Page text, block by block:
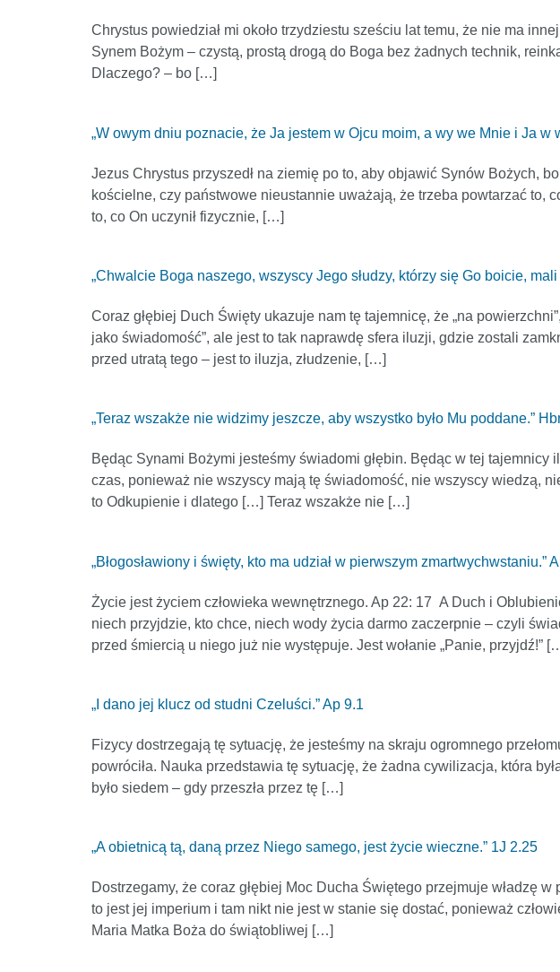
Chrystus powiedział mi około trzydziestu sześciu lat temu, że nie ma
Synem Bożym – czystą, prostą drogą do Boga bez żadnych technik,
Dlaczego? – bo […]
„W owym dniu poznacie, że Ja jestem w Ojcu moim, a wy we Mnie i Ja w
Jezus Chrystus przyszedł na ziemię po to, aby objawić Synów Bożych,
kościelne, czy państwowe nieustannie uważają, że trzeba powtarzać to,
to, co On uczynił fizycznie, […]
„Chwalcie Boga naszego, wszyscy Jego słudzy, którzy się Go boicie,
Coraz głębiej Duch Święty ukazuje nam tę tajemnicę, że „na
jako świadomość”, ale jest to tak naprawdę sfera iluzji, gdzie zostali
przed utratą tego – jest to iluzja, złudzenie, […]
„Teraz wszakże nie widzimy jeszcze, aby wszystko było Mu poddane.”
Będąc Synami Bożymi jesteśmy świadomi głębin. Będąc w tej
czas, ponieważ nie wszyscy mają tę świadomość, nie wszyscy wiedzą,
to Odkupienie i dlatego […] Teraz wszakże nie […]
„Błogosławiony i święty, kto ma udział w pierwszym zmartwychwstaniu.”
Życie jest życiem człowieka wewnętrznego. Ap 22: 17 A Duch i
niech przyjdzie, kto chce, niech wody życia darmo zaczerpnie – czyli
przed śmiercią u niego już nie występuje. Jest wołanie „Panie, przyjdź!”
„I dano jej klucz od studni Czeluści.” Ap 9.1
Fizycy dostrzegają tę sytuację, że jesteśmy na skraju ogromnego
powróciła. Nauka przedstawia tę sytuację, że żadna cywilizacja, która
było siedem – gdy przeszła przez tę […]
„A obietnicą tą, daną przez Niego samego, jest życie wieczne.” 1J 2.25
Dostrzegamy, że coraz głębiej Moc Ducha Świętego przejmuje władzę
to jest jej imperium i tam nikt nie jest w stanie się dostać, ponieważ
Maria Matka Boża do świątobliwej […]